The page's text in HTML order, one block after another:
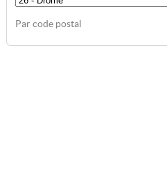
Par code postal